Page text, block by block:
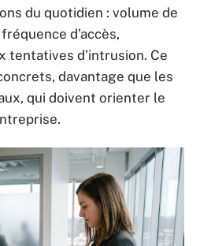
du quotidien : volume de
d’accès,
tentatives d’intrusion. Ce
davantage que les
qui doivent orienter le